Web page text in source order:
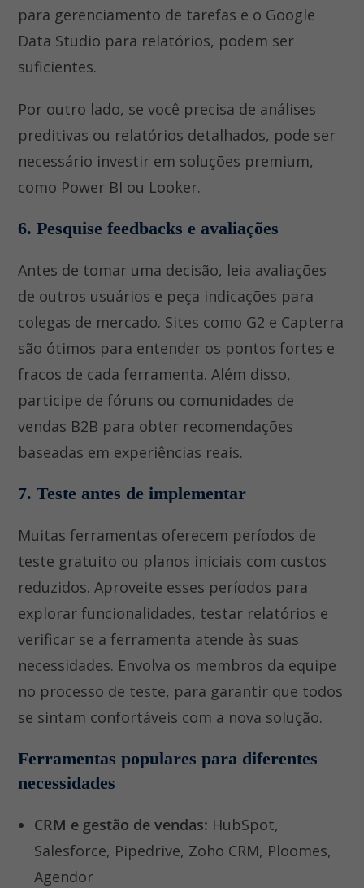
para gerenciamento de tarefas e o Google
Data Studio para relatórios, podem ser
suficientes.
Por outro lado, se você precisa de análises
preditivas ou relatórios detalhados, pode ser
necessário investir em soluções premium,
como Power BI ou Looker.
6. Pesquise feedbacks e avaliações
Antes de tomar uma decisão, leia avaliações
de outros usuários e peça indicações para
colegas de mercado. Sites como G2 e Capterra
são ótimos para entender os pontos fortes e
fracos de cada ferramenta. Além disso,
participe de fóruns ou comunidades de
vendas B2B para obter recomendações
baseadas em experiências reais.
7. Teste antes de implementar
Muitas ferramentas oferecem períodos de
teste gratuito ou planos iniciais com custos
reduzidos. Aproveite esses períodos para
explorar funcionalidades, testar relatórios e
verificar se a ferramenta atende às suas
necessidades. Envolva os membros da equipe
no processo de teste, para garantir que todos
se sintam confortáveis com a nova solução.
Ferramentas populares para diferentes
necessidades
CRM e gestão de vendas: HubSpot,
Salesforce, Pipedrive, Zoho CRM, Ploomes,
Agendor